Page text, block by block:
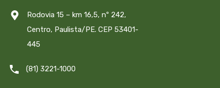
Rodovia 15 – km 16,5, nº 242,
Centro, Paulista/PE. CEP 53401-
445
(81) 3221-1000